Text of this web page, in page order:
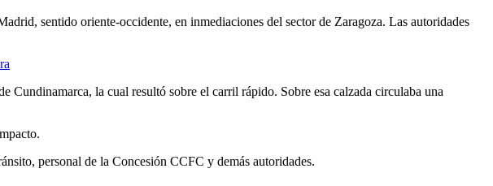
sentido oriente-occidente, en inmediaciones del sector de Zaragoza. Las autoridades
la cual resultó sobre el carril rápido. Sobre esa calzada circulaba una
personal de la Concesión CCFC y demás autoridades.